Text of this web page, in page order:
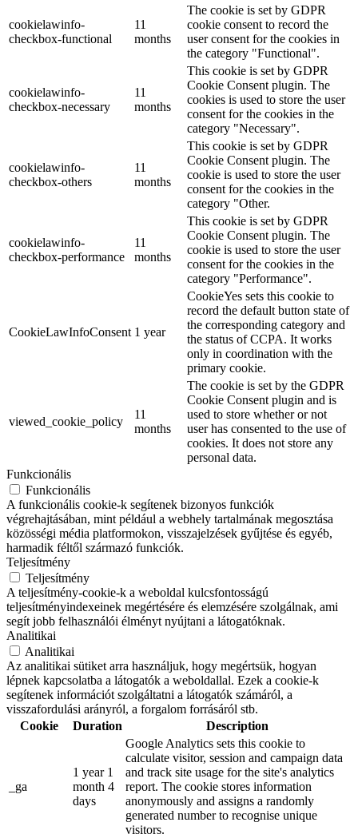
cookielawinfo-
checkbox-functional
11
months
The cookie is set by GDPR
cookie consent to record the
user consent for the cookies in
the category "Functional".
cookielawinfo-
checkbox-necessary
11
months
This cookie is set by GDPR
Cookie Consent plugin. The
cookies is used to store the user
consent for the cookies in the
category "Necessary".
cookielawinfo-
checkbox-others
11
months
This cookie is set by GDPR
Cookie Consent plugin. The
cookie is used to store the user
consent for the cookies in the
category "Other.
cookielawinfo-
checkbox-performance
11
months
This cookie is set by GDPR
Cookie Consent plugin. The
cookie is used to store the user
consent for the cookies in the
category "Performance".
CookieLawInfoConsent 1 year
CookieYes sets this cookie to
record the default button state of
the corresponding category and
the status of CCPA. It works
only in coordination with the
primary cookie.
viewed_cookie_policy
11
months
The cookie is set by the GDPR
Cookie Consent plugin and is
used to store whether or not
user has consented to the use of
cookies. It does not store any
personal data.
Funkcionális
Funkcionális
A funkcionális cookie-k segítenek bizonyos funkciók
végrehajtásában, mint például a webhely tartalmának megosztása
közösségi média platformokon, visszajelzések gyűjtése és egyéb,
harmadik féltől származó funkciók.
Teljesítmény
Teljesítmény
A teljesítmény-cookie-k a weboldal kulcsfontosságú
teljesítményindexeinek megértésére és elemzésére szolgálnak, ami
segít jobb felhasználói élményt nyújtani a látogatóknak.
Analitikai
Analitikai
Az analitikai sütiket arra használjuk, hogy megértsük, hogyan
lépnek kapcsolatba a látogatók a weboldallal. Ezek a cookie-k
segítenek információt szolgáltatni a látogatók számáról, a
visszafordulási arányról, a forgalom forrásáról stb.
Cookie
Duration Description
_ga
1 year 1
month 4
days
Google Analytics sets this cookie to
calculate visitor, session and campaign data
and track site usage for the site's analytics
report. The cookie stores information
anonymously and assigns a randomly
generated number to recognise unique
visitors.